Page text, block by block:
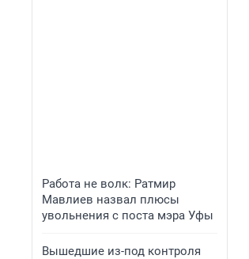
Работа не волк: Ратмир
Мавлиев назвал плюсы
увольнения с поста мэра Уфы
Вышедшие из-под контроля